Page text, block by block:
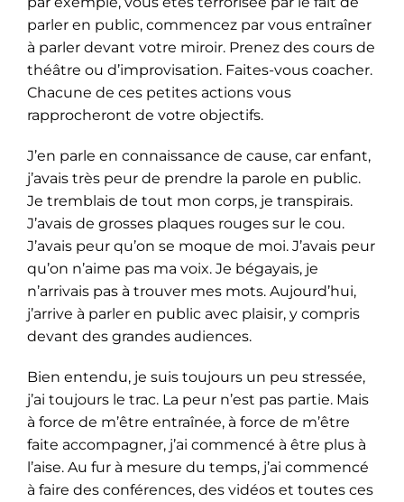
parler en public, commencez par vous entraîner
à parler devant votre miroir. Prenez des cours de
théâtre ou d’improvisation. Faites-vous coacher.
Chacune de ces petites actions vous
rapprocheront de votre objectifs.
J’en parle en connaissance de cause, car enfant,
j’avais très peur de prendre la parole en public.
Je tremblais de tout mon corps, je transpirais.
J’avais de grosses plaques rouges sur le cou.
J’avais peur qu’on se moque de moi. J’avais peur
qu’on n’aime pas ma voix. Je bégayais, je
n’arrivais pas à trouver mes mots. Aujourd’hui,
j’arrive à parler en public avec plaisir, y compris
devant des grandes audiences.
Bien entendu, je suis toujours un peu stressée,
j’ai toujours le trac. La peur n’est pas partie. Mais
à force de m’être entraînée, à force de m’être
faite accompagner, j’ai commencé à être plus à
l’aise. Au fur à mesure du temps, j’ai commencé
à faire des conférences, des vidéos et toutes ces